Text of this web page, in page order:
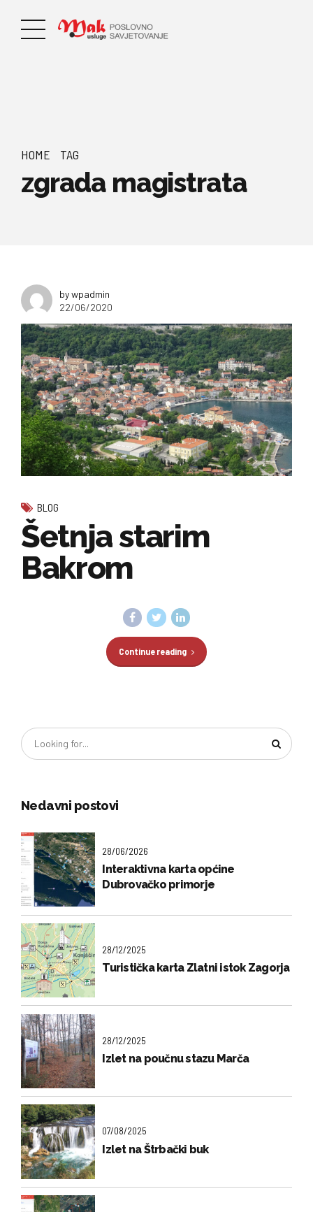
HOME TAG
zgrada magistrata
by wpadmin
22/06/2020
BLOG
Šetnja starim
Bakrom
Continue reading
Nedavni postovi
28/06/2026
Interaktivna karta općine
Dubrovačko primorje
28/12/2025
Turistička karta Zlatni istok Zagorja
28/12/2025
Izlet na poučnu stazu Marča
07/08/2025
Izlet na Štrbački buk